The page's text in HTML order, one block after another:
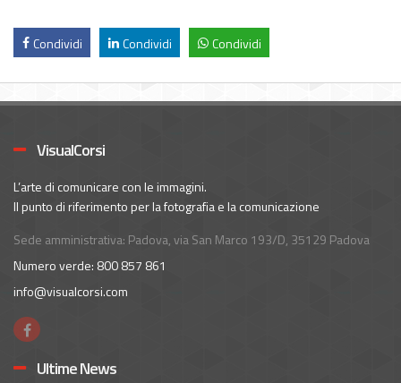
Condividi Condividi Condividi
VisualCorsi
L’arte di comunicare con le immagini.
Il punto di riferimento per la fotografia e la comunicazione
Sede amministrativa: Padova, via San Marco 193/D, 35129 Padova
Numero verde: 800 857 861
info@visualcorsi.com
Ultime News